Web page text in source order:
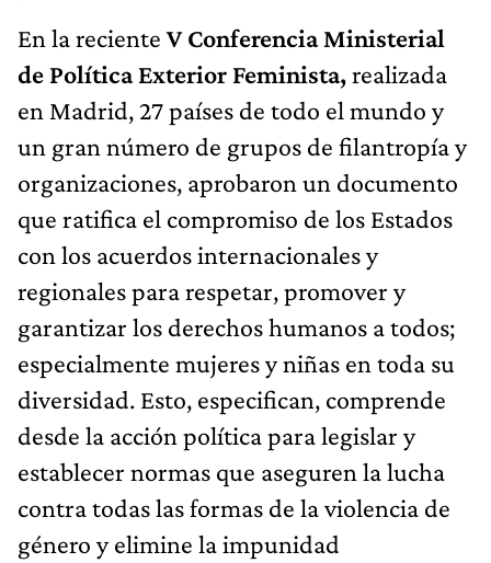
En la reciente V Conferencia Ministerial
de Política Exterior Feminista,realizada
en Madrid, 27 países de todo el mundo y
un gran número de grupos de filantropía y
organizaciones, aprobaron un documento
que ratifica el compromiso de los Estados
con los acuerdos internacionales y
regionales para respetar, promover y
garantizar los derechos humanos a todos;
especialmente mujeres y niñas en toda su
diversidad. Esto, especifican, comprende
desde la acción política para legislar y
establecer normas que aseguren la lucha
contra todas las formas de la violencia de
género y elimine la impunidad